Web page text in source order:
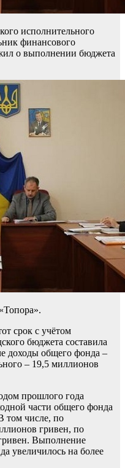
исполнительного
финансового
о выполнении бюджета
срок с учётом
бюджета составила
доходы общего фонда –
– 19,5 миллионов
прошлого года
части общего фонда
том числе, по
гривен, по
Выполнение
увеличилось на более